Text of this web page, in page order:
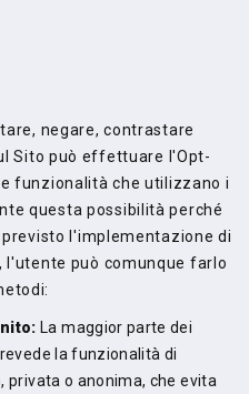
negare, contrastare
Sito può effettuare l'Opt-
funzionalità che utilizzano i
questa possibilità perché
l'implementazione di
può comunque farlo
La maggior parte dei
la funzionalità di
privata o anonima, che evita